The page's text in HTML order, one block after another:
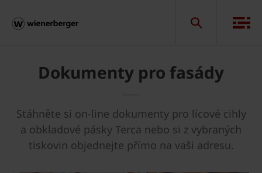
Dokumenty pro fasády
Stáhněte si on-line dokumenty pro lícové cihly
a obkladové pásky Terca nebo si z vybraných
tiskovin objednejte přímo na vaši adresu.